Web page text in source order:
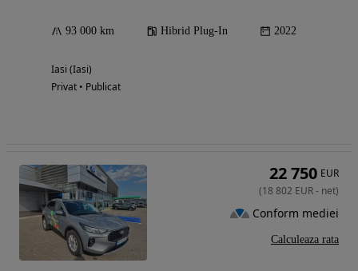
93 000 km Hibrid Plug-In 2022
Iasi (Iasi)
Privat • Publicat
22 750 EUR
(18 802 EUR- net)
Conform mediei
Calculeaza rata